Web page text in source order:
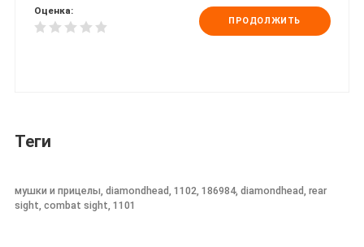
Оценка:
ПРОДОЛЖИТЬ
Теги
мушки и прицелы, diamondhead, 1102, 186984, diamondhead, rear
sight, combat sight, 1101